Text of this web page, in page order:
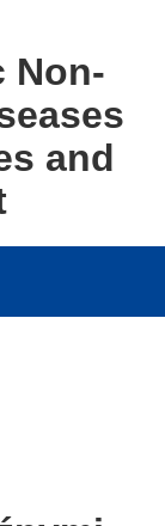
Non-
and